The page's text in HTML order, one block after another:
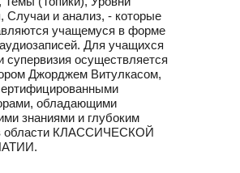
Случаи и анализ, - которые
учащемуся в форме
Для учащихся
супервизия осуществляется
Джорджем Витулкасом,
обладающими
знаниями и глубоким
области КЛАССИЧЕСКОЙ